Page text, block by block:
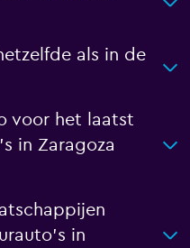
als in de
voor het laatst
in Zaragoza
in